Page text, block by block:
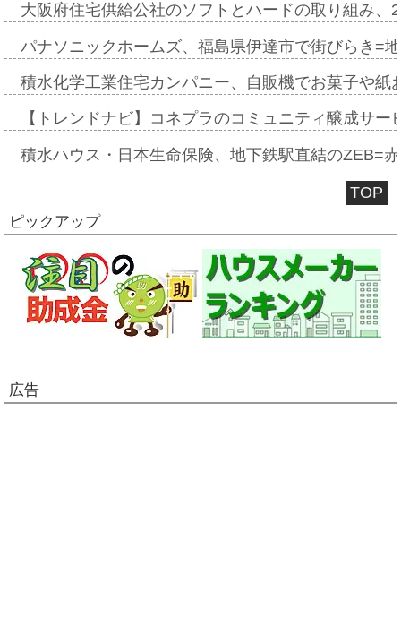
大阪府住宅供給公社のソフトとハードの取り組み
パナソニックホームズ、福島県伊達市で街びらき=
積水化学工業住宅カンパニー、自販機でお菓子や
【トレンドナビ】コネプラのコミュニティ醸成サ
積水ハウス・日本生命保険、地下鉄駅直結のZEB=
TOP
ピックアップ
広告